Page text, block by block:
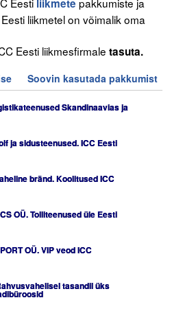
liikmete
liikmetel on võimalik oma
Eesti liikmesfirmale tasuta.
Soovin kasutada pakkumist
Skandinaavias ja
ja sidusteenused. ICC Eesti
bränd. Koolitused ICC
OÜ. Tolliteenused üle Eesti
OÜ. VIP veod ICC
tasandil üks